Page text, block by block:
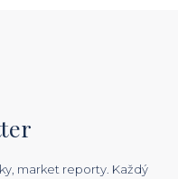
market reporty. Každý